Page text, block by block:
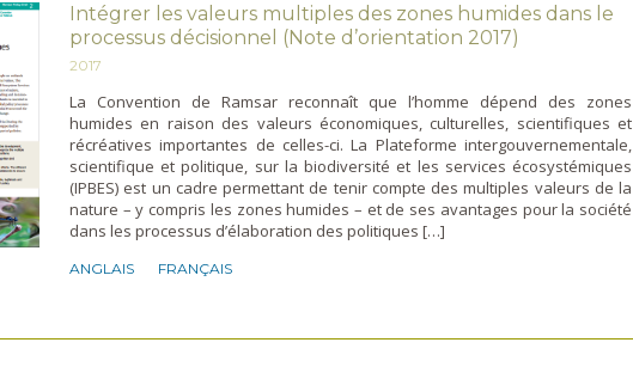
Intégrer les valeurs multiples des zones humides dans le
processus décisionnel (Note d’orientation 2017)
2017
La Convention de Ramsar reconnaît que l’homme dépend des zones
humides en raison des valeurs économiques, culturelles, scientifiques et
récréatives importantes de celles-ci. La Plateforme intergouvernementale,
scientifique et politique, sur la biodiversité et les services écosystémiques
(IPBES) est un cadre permettant de tenir compte des multiples valeurs de la
nature – y compris les zones humides – et de ses avantages pour la société
dans les processus d’élaboration des politiques […]
ANGLAIS FRANÇAIS